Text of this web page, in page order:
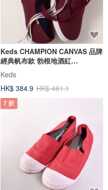
Keds CHAMPION CANVAS 品牌
經典帆布款 勃根地酒紅
WF68658
Keds
HK$ 384.9 HK$ 481.1
7 折